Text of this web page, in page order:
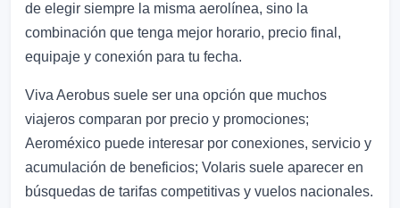
de elegir siempre la misma aerolínea, sino la
combinación que tenga mejor horario, precio final,
equipaje y conexión para tu fecha.
Viva Aerobus suele ser una opción que muchos
viajeros comparan por precio y promociones;
Aeroméxico puede interesar por conexiones, servicio y
acumulación de beneficios; Volaris suele aparecer en
búsquedas de tarifas competitivas y vuelos nacionales.